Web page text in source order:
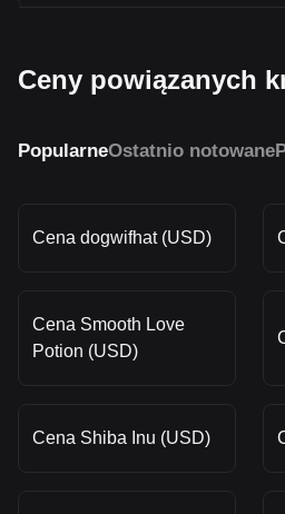
Ceny powiązanych
PopularneOstatnio notowane
Cena dogwifhat (USD)
Cena Smooth Love
Potion (USD)
Cena Shiba Inu (USD)